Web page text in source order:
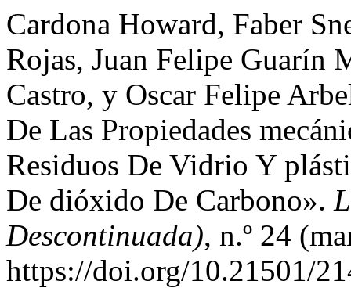
Cardona Howard, Faber
Rojas, Juan Felipe Guarín
Castro, y Oscar Felipe
De Las Propiedades
Residuos De Vidrio Y
De dióxido De Carbono».
Descontinuada), n.º 24
https://doi.org/10.21501/